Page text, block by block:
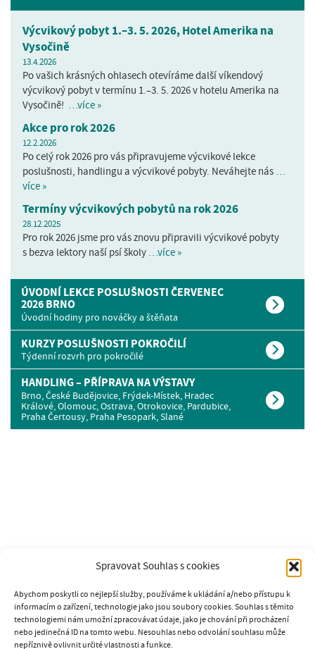
Spravovat Souhlas s cookies
Abychom poskytli co nejlepší služby, používáme k ukládání a/nebo přístupu k
informacím o zařízení, technologie jako jsou soubory cookies. Souhlas s těmito
technologiemi nám umožní zpracovávat údaje, jako je chování při procházení
nebo jedinečná ID na tomto webu. Nesouhlas nebo odvolání souhlasu může
nepříznivě ovlivnit určité vlastnosti a funkce.
Výcvikový pobyt 1.–3. 5. 2026, Hotel Amerika na
Vysočině
13.4.2026
Po vašich krásných ohlasech otevíráme další víkendový
výcvikový pobyt v termínu 1.–3. 5. 2026 v hotelu Amerika na
Vysočině! …více »
Akce pro rok 2026
12.2.2026
Po celý rok 2026 pro vás připravujeme výcvikové lekce
poslušnosti, handlingu a výcvikové pobyty. Neváhejte nás …
více »
Termíny výcvikových pobytů na rok 2026
28.12.2025
Pro rok 2026 jsme pro vás znovu připravili výcvikové pobyty
s bezva lektory naší psí školy …více »
ÚVODNÍ LEKCE POSLUŠNOSTI ČERVENEC
2026 BRNO
Úvodní hodiny pro nováčky a štěňata
KURZY POSLUŠNOSTI POKROČILÍ
Týdenní rozvrh pro pokročilé
HANDLING – PŘÍPRAVA NA VÝSTAVY
Brno, České Budějovice, Frýdek-Místek, Hradec
Králové, Olomouc, Ostrava, Otrokovice, Pardubice,
Praha Čertousy, Praha Pesopark, Slané